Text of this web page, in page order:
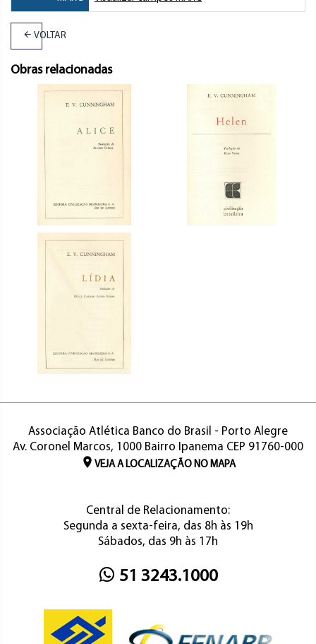
VOLTAR
Obras relacionadas
Associação Atlética Banco do Brasil - Porto Alegre
Av. Coronel Marcos, 1000 Bairro Ipanema CEP 91760-000
VEJA A LOCALIZAÇÃO NO MAPA
Central de Relacionamento:
Segunda a sexta-feira, das 8h às 19h
Sábados, das 9h às 17h
51 3243.1000